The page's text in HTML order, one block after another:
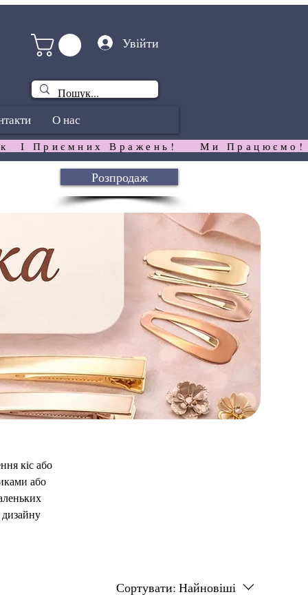
Увійти
О нас
І Приємних Вражень!
кіс або
або
Сортувати: Найновіші
Розпродаж